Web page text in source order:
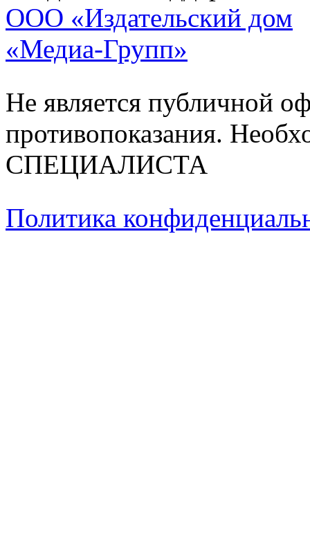
ООО «Издательский дом
«Медиа-Групп»
Не является публичной
противопоказания.
СПЕЦИАЛИСТА
Политика